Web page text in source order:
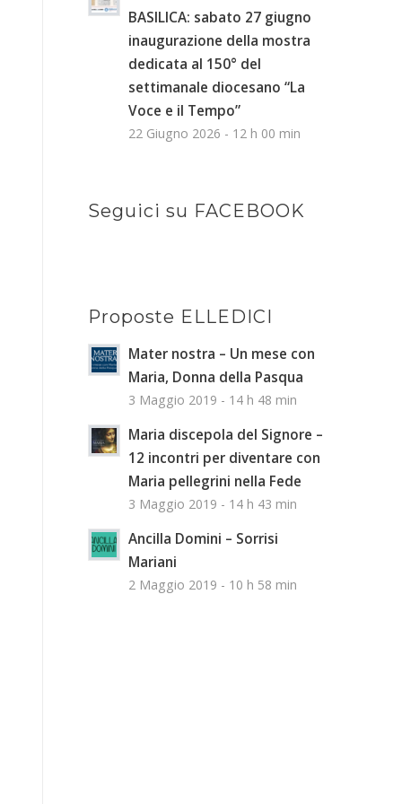
BASILICA: sabato 27 giugno
inaugurazione della mostra
dedicata al 150° del
settimanale diocesano “La
Voce e il Tempo”
22 Giugno 2026 - 12 h 00 min
Seguici su FACEBOOK
Proposte ELLEDICI
Mater nostra – Un mese con
Maria, Donna della Pasqua
3 Maggio 2019 - 14 h 48 min
Maria discepola del Signore –
12 incontri per diventare con
Maria pellegrini nella Fede
3 Maggio 2019 - 14 h 43 min
Ancilla Domini – Sorrisi
Mariani
2 Maggio 2019 - 10 h 58 min